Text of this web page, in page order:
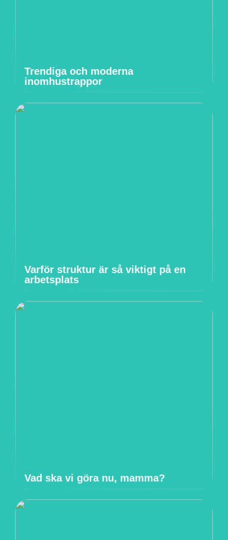
Trendiga och moderna
inomhustrappor
Varför struktur är så viktigt på en
arbetsplats
Vad ska vi göra nu, mamma?